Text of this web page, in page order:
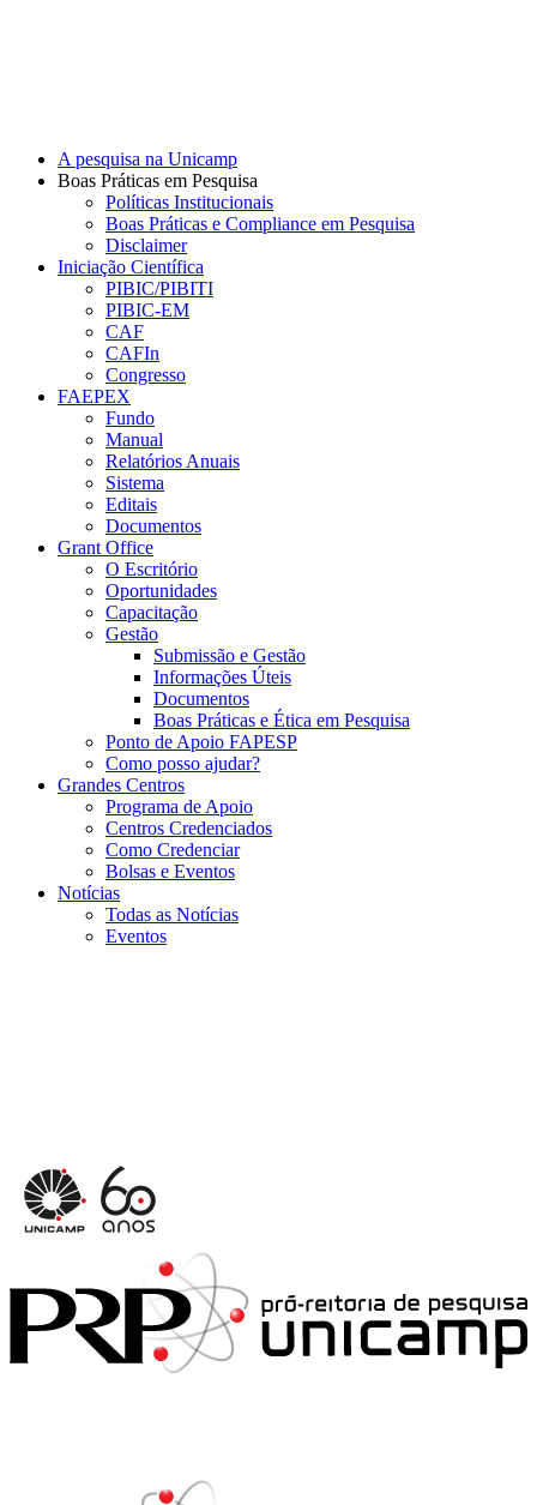
A pesquisa na Unicamp
Boas Práticas em Pesquisa
Políticas Institucionais
Boas Práticas e Compliance em Pesquisa
Disclaimer
Iniciação Científica
PIBIC/PIBITI
PIBIC-EM
CAF
CAFIn
Congresso
FAEPEX
Fundo
Manual
Relatórios Anuais
Sistema
Editais
Documentos
Grant Office
O Escritório
Oportunidades
Capacitação
Gestão
Submissão e Gestão
Informações Úteis
Documentos
Boas Práticas e Ética em Pesquisa
Ponto de Apoio FAPESP
Como posso ajudar?
Grandes Centros
Programa de Apoio
Centros Credenciados
Como Credenciar
Bolsas e Eventos
Notícias
Todas as Notícias
Eventos